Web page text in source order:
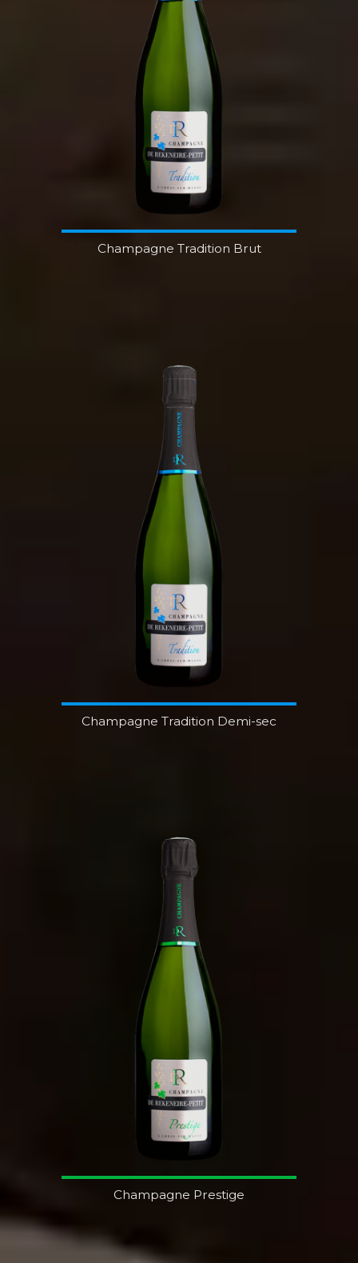
Champagne Tradition Brut
Champagne Tradition Demi-sec
Champagne Prestige